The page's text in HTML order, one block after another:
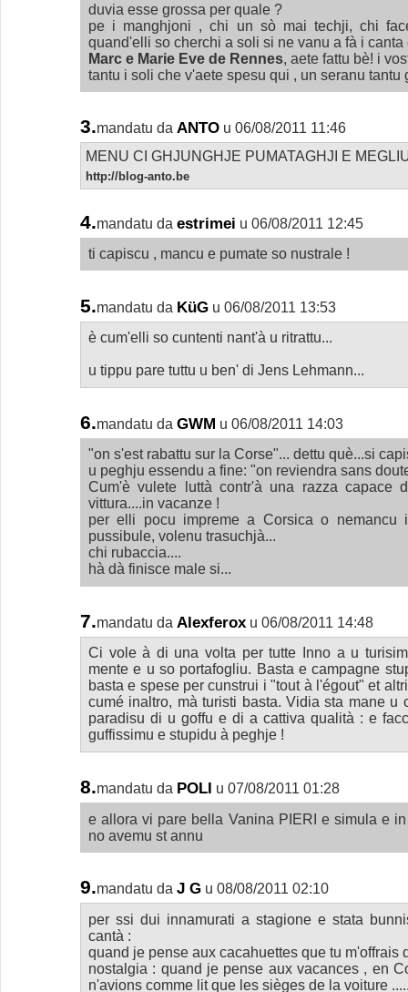
duvia esse grossa per quale ?
pe i manghjoni , chi un sò mai techji, chi
quand'elli so cherchi a soli si ne vanu a fà i canta
Marc e Marie Eve de Rennes, aete fattu bè! i
tantu i soli che v'aete spesu qui , un seranu
3.mandatu da ANTO u 06/08/2011 11:46
MENU CI GHJUNGHJE PUMATAGHJI E
http://blog-anto.be
4.mandatu da estrimei u 06/08/2011 12:45
ti capiscu , mancu e pumate so nustrale !
5.mandatu da KüG u 06/08/2011 13:53
è cum'elli so cuntenti nant'à u ritrattu...
u tippu pare tuttu u ben' di Jens Lehmann...
6.mandatu da GWM u 06/08/2011 14:03
"on s'est rabattu sur la Corse"... dettu què...si
u peghju essendu a fine: "on reviendra sans
Cum'è vulete luttà contr'à una razza capace
vittura....in vacanze !
per elli pocu impreme a Corsica o nemancu
pussibule, volenu trasuchjà...
chi rubaccia....
hà dà finisce male si...
7.mandatu da Alexferox u 06/08/2011 14:48
Ci vole à di una volta per tutte Inno a u
mente e u so portafogliu. Basta e campagne
basta e spese per cunstrui i "tout à l'égout" et
cumé inaltro, mà turisti basta. Vidia sta mane u
paradisu di u goffu e di a cattiva qualità : e
guffissimu e stupidu à peghje !
8.mandatu da POLI u 07/08/2011 01:28
e allora vi pare bella Vanina PIERI e simula e
no avemu st annu
9.mandatu da J G u 08/08/2011 02:10
per ssi dui innamurati a stagione e stata
cantà :
quand je pense aux cacahuettes que tu m'offrais
nostalgia : quand je pense aux vacances , en
n'avions comme lit que les sièges de la voiture